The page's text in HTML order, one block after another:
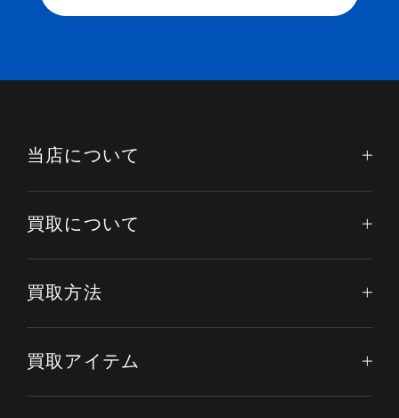
当店について
買取について
買取方法
買取アイテム